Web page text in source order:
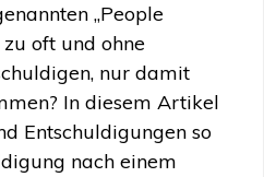
„People
zu oft und ohne
nur damit
In diesem Artikel
Entschuldigungen so
nach einem